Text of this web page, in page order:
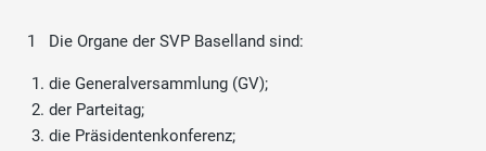
1 Die Organe der SVP Baselland sind:
die Generalversammlung (GV);
der Parteitag;
die Präsidentenkonferenz;